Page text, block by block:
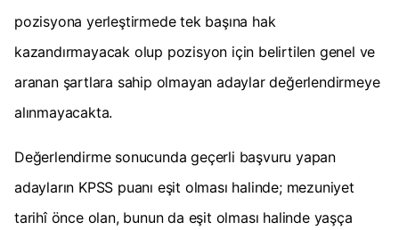
pozisyona yerleştirmede tek başına hak
kazandırmayacak olup pozisyon için belirtilen genel ve
aranan şartlara sahip olmayan adaylar değerlendirmeye
alınmayacakta.
Değerlendirme sonucunda geçerli başvuru yapan
adayların KPSS puanı eşit olması halinde; mezuniyet
tarihî önce olan, bunun da eşit olması halinde yaşça